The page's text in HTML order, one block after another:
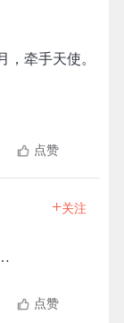
牵手天使。
点赞
+关注
点赞